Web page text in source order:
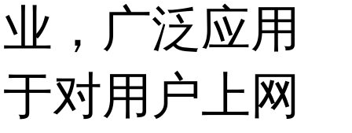
业，广泛应用
于对用户上网